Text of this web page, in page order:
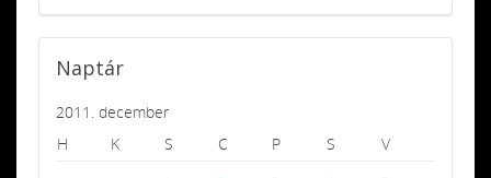
Naptár
2011. december
H
K S C P S
V